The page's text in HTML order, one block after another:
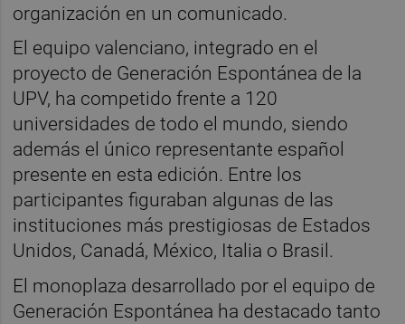
organización en un comunicado.
El equipo valenciano, integrado en el
proyecto de Generación Espontánea de la
UPV, ha competido frente a 120
universidades de todo el mundo, siendo
además el único representante español
presente en esta edición. Entre los
participantes figuraban algunas de las
instituciones más prestigiosas de Estados
Unidos, Canadá, México, Italia o Brasil.
El monoplaza desarrollado por el equipo de
Generación Espontánea ha destacado tanto